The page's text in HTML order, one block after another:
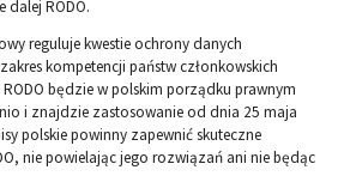
dalej RODO.
reguluje kwestie ochrony danych
kompetencji państw członkowskich
będzie w polskim porządku prawnym
i znajdzie zastosowanie od dnia 25 maja
polskie powinny zapewnić skuteczne
nie powielając jego rozwiązań ani nie będąc